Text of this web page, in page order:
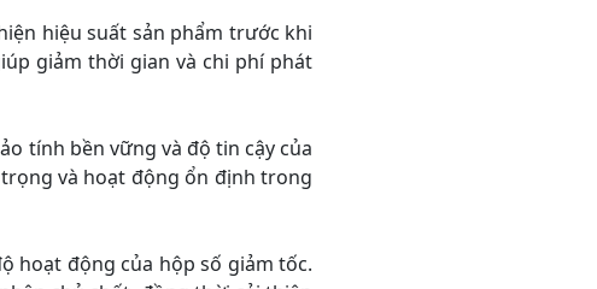
hiệu suất sản phẩm trước khi
giảm thời gian và chi phí phát
tính bền vững và độ tin cậy của
và hoạt động ổn định trong
hoạt động của hộp số giảm tốc.